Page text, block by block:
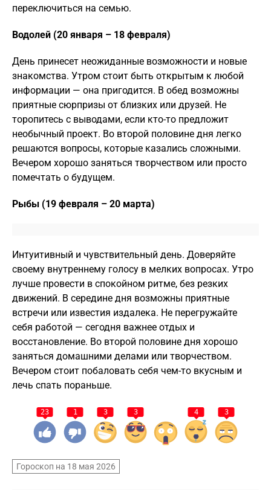
переключиться на семью.
Водолей (20 января – 18 февраля)
День принесет неожиданные возможности и новые
знакомства. Утром стоит быть открытым к любой
информации — она пригодится. В обед возможны
приятные сюрпризы от близких или друзей. Не
торопитесь с выводами, если кто-то предложит
необычный проект. Во второй половине дня легко
решаются вопросы, которые казались сложными.
Вечером хорошо заняться творчеством или просто
помечтать о будущем.
Рыбы (19 февраля – 20 марта)
Интуитивный и чувствительный день. Доверяйте
своему внутреннему голосу в мелких вопросах. Утро
лучше провести в спокойном ритме, без резких
движений. В середине дня возможны приятные
встречи или известия издалека. Не перегружайте
себя работой — сегодня важнее отдых и
восстановление. Во второй половине дня хорошо
заняться домашними делами или творчеством.
Вечером стоит побаловать себя чем-то вкусным и
лечь спать пораньше.
23 1 3 3 4 3
Гороскоп на 18 мая 2026